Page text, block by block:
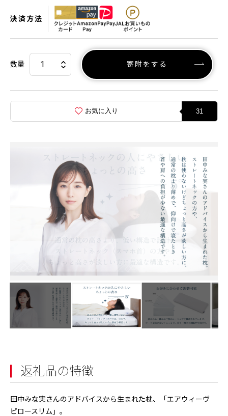
決済方法
数量 寄附をする
お気に入り 31
返礼品の特徴
田中みな実さんのアドバイスから生まれた枕、「エアウィーヴ
ピロースリム」。